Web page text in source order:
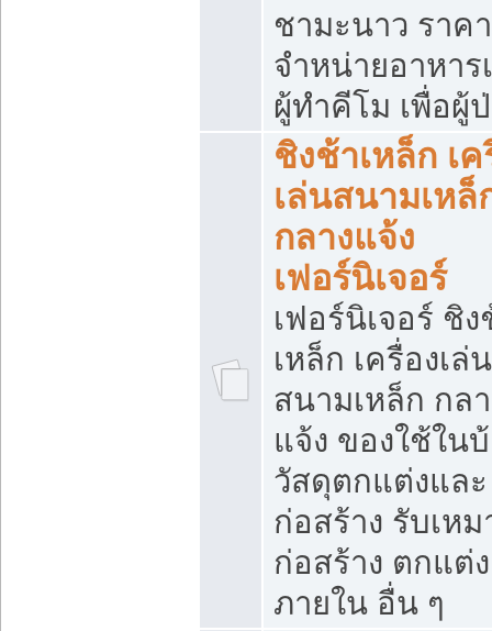
ชามะนาว ราค
จำหน่ายอาหาร
ผู้ทำคีโม เพื่อผู้
ชิงช้าเหล็ก เค
เล่นสนามเหล็
กลางแจ้ง
เฟอร์นิเจอร์
เฟอร์นิเจอร์ ชิง
เหล็ก เครื่องเล่น
สนามเหล็ก กล
แจ้ง ของใช้ใน
วัสดุตกแต่งและ
ก่อสร้าง รับเหม
ก่อสร้าง ตกแต่ง
ภายใน อื่น ๆ